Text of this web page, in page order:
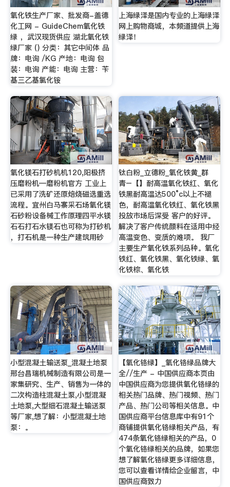
氧化铁生产厂家、批发商-盖德
化工网 - GuideChem氧化铁
绿 ，武汉现货供应 湖北氧化铁
绿厂家 () 分类：其它中间体 品
牌：电询 /KG 产地：电询 包
装：电询 产能：电询 主营：苄
基三乙基氯化铵
上海绿泽是国内专业的上海绿泽
网上购物商城，本频道提供上海
绿泽！
氧化镁石打砂机机120,阳极挤
压磨粉机—磨粉机官方 工业上
已采用了洗矿还原焙烧磁选重选
流程。宜州白马寨采石场氧化镁
石砂粉设备械工作原理四平水镁
石石打石水镁石也可称为打砂机
，打石机是一种生产建筑用砂
钛白粉_立德粉_氧化铁黄_群
青–【】耐高温氧化铁红、氧化
铁黑耐高温达500°c以上不褪
色，耐高温氧化铁红、氧化铁黑
投放市场后深受 客户的好评。
解决了客户传统颜料在适用中经
高温变色、变质的难项。 我厂
主要生产氧化铁系列品种。氧化
铁红、氧化铁黑、氧化铁绿、氧
化铁棕、氧化铁
小型混凝土输送泵_混凝土地泵
邢台昌瑞机械制造有限公司是一
家集研究、生产、销售为一体的
二次构造柱混凝土泵,小型混凝
土地泵,大型细石混凝土输送泵
等厂家,想了解：小型混凝土地
泵：。
【氧化铬绿】_氧化铬绿品牌大
全//生产 - 中国供应商本页由
中国供应商为您提供氧化铬绿的
相关热门品牌、热门视频、热门
产品、热门公司等相关信息。中
国供应商平台信息库中有91个
商铺提供氧化铬绿相关产品，有
474条氧化铬绿相关的产品，0
个氧化铬绿相关的品牌，如果您
想了解氧化铬绿更多详细信息，
您可以查看详情给企业留言，中
国供应商致力